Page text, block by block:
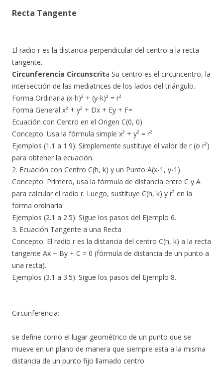
Recta Tangente
El radio r es la distancia perpendicular del centro a la recta
tangente.
Circunferencia Circunscrita Su centro es el circuncentro, la
intersección de las mediatrices de los lados del triángulo.
Forma Ordinaria (x-h)² + (y-k)² = r²
Forma General x² + y² + Dx + Ey + F=
Ecuación con Centro en el Origen C(0, 0)
​Concepto: Usa la fórmula simple x² + y² = r².
​Ejemplos (1.1 a 1.9): Simplemente sustituye el valor de r (o r²)
para obtener la ecuación.
​2. Ecuación con Centro C(h, k) y un Punto A(x-1, y-1)
​Concepto: Primero, usa la fórmula de distancia entre C y A
para calcular el radio r. Luego, sustituye C(h, k) y r² en la
forma ordinaria.
​Ejemplos (2.1 a 2.5): Sigue los pasos del Ejemplo 6.
​3. Ecuación Tangente a una Recta
​Concepto: El radio r es la distancia del centro C(h, k) a la recta
tangente Ax + By + C = 0 (fórmula de distancia de un punto a
una recta).
​Ejemplos (3.1 a 3.5): Sigue los pasos del Ejemplo 8.
Circunferencia:
se define como el lugar geométrico de un punto que se
mueve en un plano de manera que siempre esta a la misma
distancia de un punto fijo llamado centro